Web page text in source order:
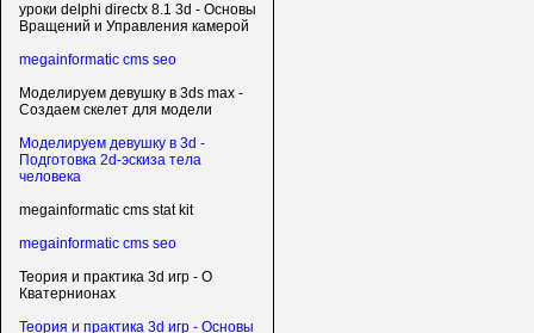
уроки delphi directx 8.1 3d - Основы
Вращений и Управления камерой
megainformatic cms seo
Моделируем девушку в 3ds max -
Создаем скелет для модели
Моделируем девушку в 3d -
Подготовка 2d-эскиза тела
человека
megainformatic cms stat kit
megainformatic cms seo
Теория и практика 3d игр - О
Кватернионах
Теория и практика 3d игр - Основы